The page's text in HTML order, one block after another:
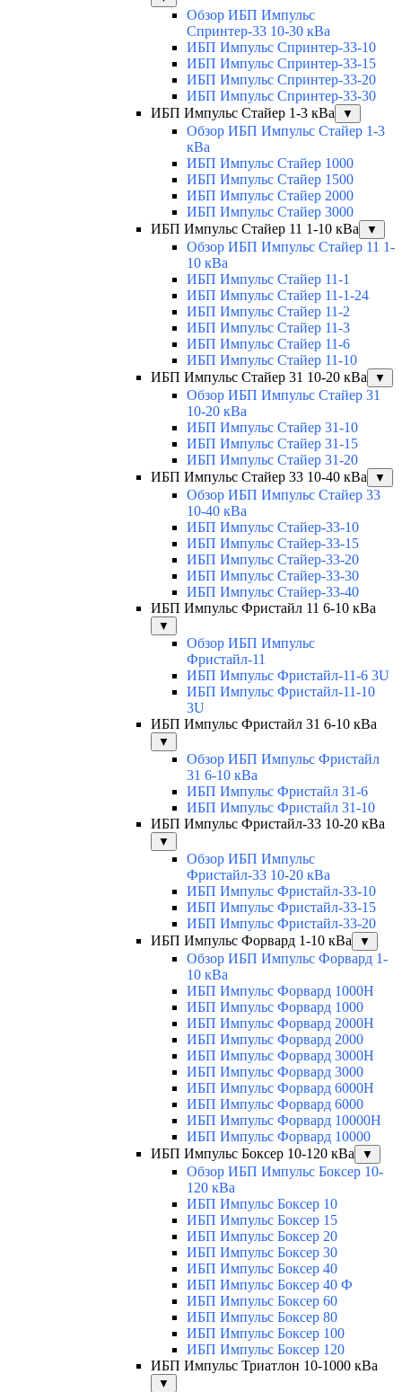
Обзор ИБП Импульс
Спринтер-33 10-30 кВа
ИБП Импульс Спринтер-33-10
ИБП Импульс Спринтер-33-15
ИБП Импульс Спринтер-33-20
ИБП Импульс Спринтер-33-30
ИБП Импульс Стайер 1-3 кВа
▼
Обзор ИБП Импульс Стайер 1-3
кВа
ИБП Импульс Стайер 1000
ИБП Импульс Стайер 1500
ИБП Импульс Стайер 2000
ИБП Импульс Стайер 3000
ИБП Импульс Стайер 11 1-10 кВа
▼
Обзор ИБП Импульс Стайер 11 1-
10 кВа
ИБП Импульс Стайер 11-1
ИБП Импульс Стайер 11-1-24
ИБП Импульс Стайер 11-2
ИБП Импульс Стайер 11-3
ИБП Импульс Стайер 11-6
ИБП Импульс Стайер 11-10
ИБП Импульс Стайер 31 10-20 кВа
▼
Обзор ИБП Импульс Стайер 31
10-20 кВа
ИБП Импульс Стайер 31-10
ИБП Импульс Стайер 31-15
ИБП Импульс Стайер 31-20
ИБП Импульс Стайер 33 10-40 кВа
▼
Обзор ИБП Импульс Стайер 33
10-40 кВа
ИБП Импульс Стайер-33-10
ИБП Импульс Стайер-33-15
ИБП Импульс Стайер-33-20
ИБП Импульс Стайер-33-30
ИБП Импульс Стайер-33-40
ИБП Импульс Фристайл 11 6-10 кВа
▼
Обзор ИБП Импульс
Фристайл-11
ИБП Импульс Фристайл-11-6 3U
ИБП Импульс Фристайл-11-10
3U
ИБП Импульс Фристайл 31 6-10 кВа
▼
Обзор ИБП Импульс Фристайл
31 6-10 кВа
ИБП Импульс Фристайл 31-6
ИБП Импульс Фристайл 31-10
ИБП Импульс Фристайл-33 10-20 кВа
▼
Обзор ИБП Импульс
Фристайл-33 10-20 кВа
ИБП Импульс Фристайл-33-10
ИБП Импульс Фристайл-33-15
ИБП Импульс Фристайл-33-20
ИБП Импульс Форвард 1-10 кВа
▼
Обзор ИБП Импульс Форвард 1-
10 кВа
ИБП Импульс Форвард 1000H
ИБП Импульс Форвард 1000
ИБП Импульс Форвард 2000H
ИБП Импульс Форвард 2000
ИБП Импульс Форвард 3000H
ИБП Импульс Форвард 3000
ИБП Импульс Форвард 6000H
ИБП Импульс Форвард 6000
ИБП Импульс Форвард 10000H
ИБП Импульс Форвард 10000
ИБП Импульс Боксер 10-120 кВа
▼
Обзор ИБП Импульс Боксер 10-
120 кВа
ИБП Импульс Боксер 10
ИБП Импульс Боксер 15
ИБП Импульс Боксер 20
ИБП Импульс Боксер 30
ИБП Импульс Боксер 40
ИБП Импульс Боксер 40 Ф
ИБП Импульс Боксер 60
ИБП Импульс Боксер 80
ИБП Импульс Боксер 100
ИБП Импульс Боксер 120
ИБП Импульс Триатлон 10-1000 кВа
▼